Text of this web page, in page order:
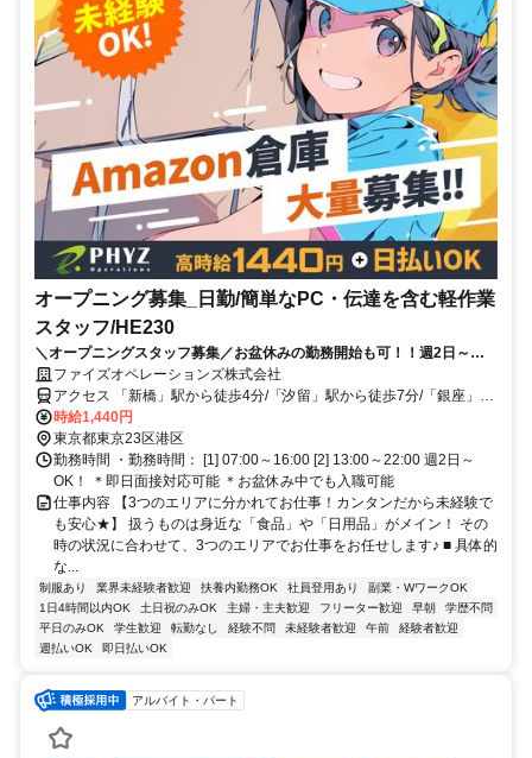
オープニング募集_日勤/簡単なPC・伝達を含む軽作業
スタッフ/HE230
＼オープニングスタッフ募集／お盆休みの勤務開始も可！！週2日～
OK！未経験OK！”早く働きたい！”方必見★
ファイズオペレーションズ株式会社
アクセス 「新橋」駅から徒歩4分/「汐留」駅から徒歩7分/「銀座」駅
から徒歩12分
時給1,440円
東京都東京23区港区
勤務時間 ・勤務時間： [1] 07:00～16:00 [2] 13:00～22:00 週2日～
OK！ ＊即日面接対応可能 ＊お盆休み中でも入職可能
仕事内容 【3つのエリアに分かれてお仕事！カンタンだから未経験で
も安心★】 扱うものは身近な「食品」や「日用品」がメイン！ その
時の状況に合わせて、3つのエリアでお仕事をお任せします♪ ■ 具体的
な...
制服あり 業界未経験者歓迎 扶養内勤務OK 社員登用あり
副業・WワークOK
1日4時間以内OK
土日祝のみOK 主婦・主夫歓迎 フリーター歓迎 早朝
学歴不問
平日のみOK
学生歓迎 転勤なし 経験不問 未経験者歓迎 午前
経験者歓迎
週払いOK
即日払いOK
アルバイト・パート